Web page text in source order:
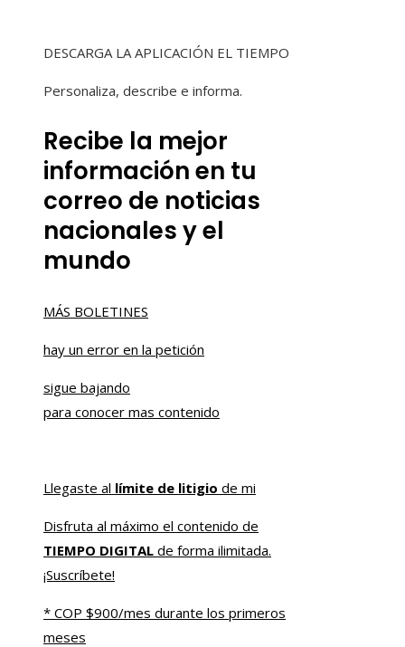
DESCARGA LA APLICACIÓN EL TIEMPO
Personaliza, describe e informa.
Recibe la mejor
información en tu
correo de noticias
nacionales y el
mundo
MÁS BOLETINES
hay un error en la petición
sigue bajando
para conocer mas contenido
Llegaste al límite de litigio de mi
Disfruta al máximo el contenido de
TIEMPO DIGITAL de forma ilimitada.
¡Suscríbete!
* COP $900/mes durante los primeros
meses